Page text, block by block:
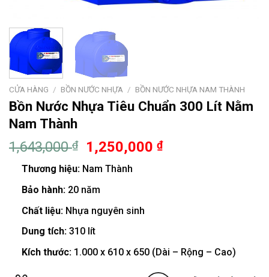
CỬA HÀNG / BỒN NƯỚC NHỰA / BỒN NƯỚC NHỰA NAM THÀNH
Bồn Nước Nhựa Tiêu Chuẩn 300 Lít Nằm
Nam Thành
1,643,000₫ 1,250,000₫
Thương hiệu:Nam Thành
Bảo hành:20 năm
Chất liệu:Nhựa nguyên sinh
Dung tích:310 lít
Kích thước:1.000 x 610 x 650 (Dài – Rộng – Cao)